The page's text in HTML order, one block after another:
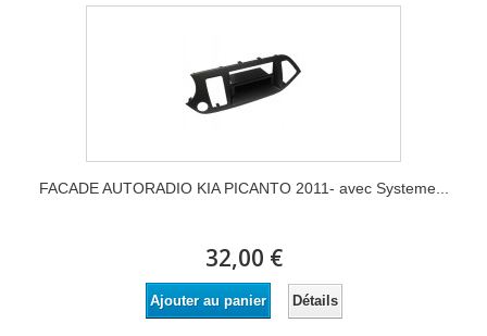
FACADE AUTORADIO KIA PICANTO 2011- avec Systeme...
32,00 €
Ajouter au panier Détails